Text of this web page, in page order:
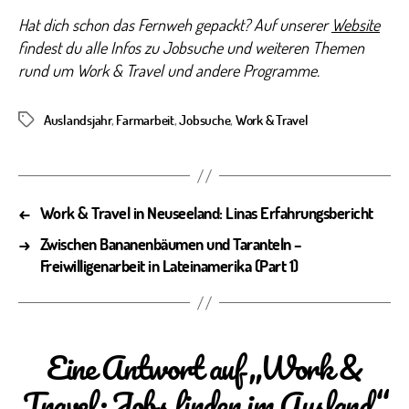
Hat dich schon das Fernweh gepackt? Auf unserer Website
findest du alle Infos zu Jobsuche und weiteren Themen
rund um Work & Travel und andere Programme.
Schlagwörter
Auslandsjahr, Farmarbeit,Jobsuche, Work & Travel
← Work & Travel in Neuseeland: Linas Erfahrungsbericht
→ Zwischen Bananenbäumen und Taranteln –
Freiwilligenarbeit in Lateinamerika (Part 1)
Eine Antwort auf „Work &